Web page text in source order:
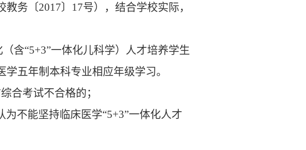
教务〔2017〕 17号），结合学校实际，
（含“5+3”一体化儿科学）人才培养学生
五年制本科专业相应年级学习。
合考试不合格的；
为不能坚持临床医学“5+3”一体化人才